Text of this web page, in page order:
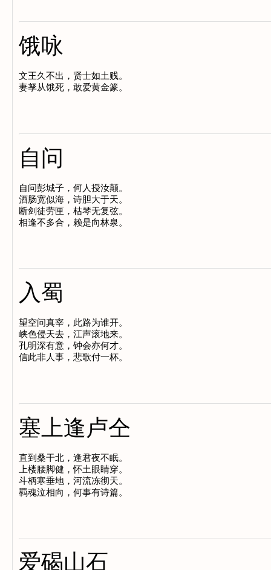
饿咏
文王久不出，贤士如土贱。
自问
自问彭城子，何人授汝颠。
酒肠宽似海，诗胆大于天。
断剑徒劳匣，枯琴无复弦。
入蜀
望空问真宰，此路为谁开。
峡色侵天去，江声滚地来。
孔明深有意，钟会亦何才。
塞上逢卢仝
直到桑干北，逢君夜不眠。
上楼腰脚健，怀土眼睛穿。
斗柄寒垂地，河流冻彻天。
爱碣山石